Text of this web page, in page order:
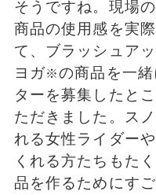
そうですね。現場
商品の使用感を実
て、ブラッシュア
ヨガ※の商品を一
ターを募集したと
ただきました。ス
れる女性ライダー
くれる方たちもた
品を作るためにす